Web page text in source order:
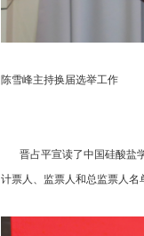
陈雪峰主持换届选举工作
晋占平宣读了中国硅酸盐学
计票人、监票人和总监票人名